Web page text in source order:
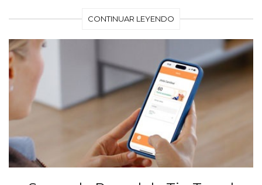
CONTINUAR LEYENDO